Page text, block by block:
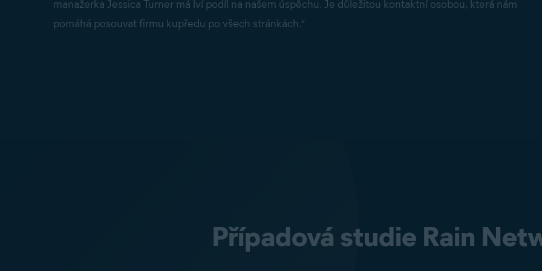
manažerka Jessica Turner má lví podíl na našem úspěchu. Je důležitou kontaktní osobou, která nám
pomáhá posouvat firmu kupředu po všech stránkách.“
Případová studie Rain